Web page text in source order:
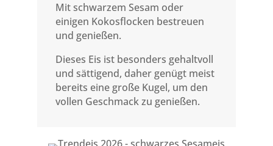
Mit schwarzem Sesam oder
einigen Kokosflocken bestreuen
und genießen.
Dieses Eis ist besonders gehaltvoll
und sättigend, daher genügt meist
bereits eine große Kugel, um den
vollen Geschmack zu genießen.